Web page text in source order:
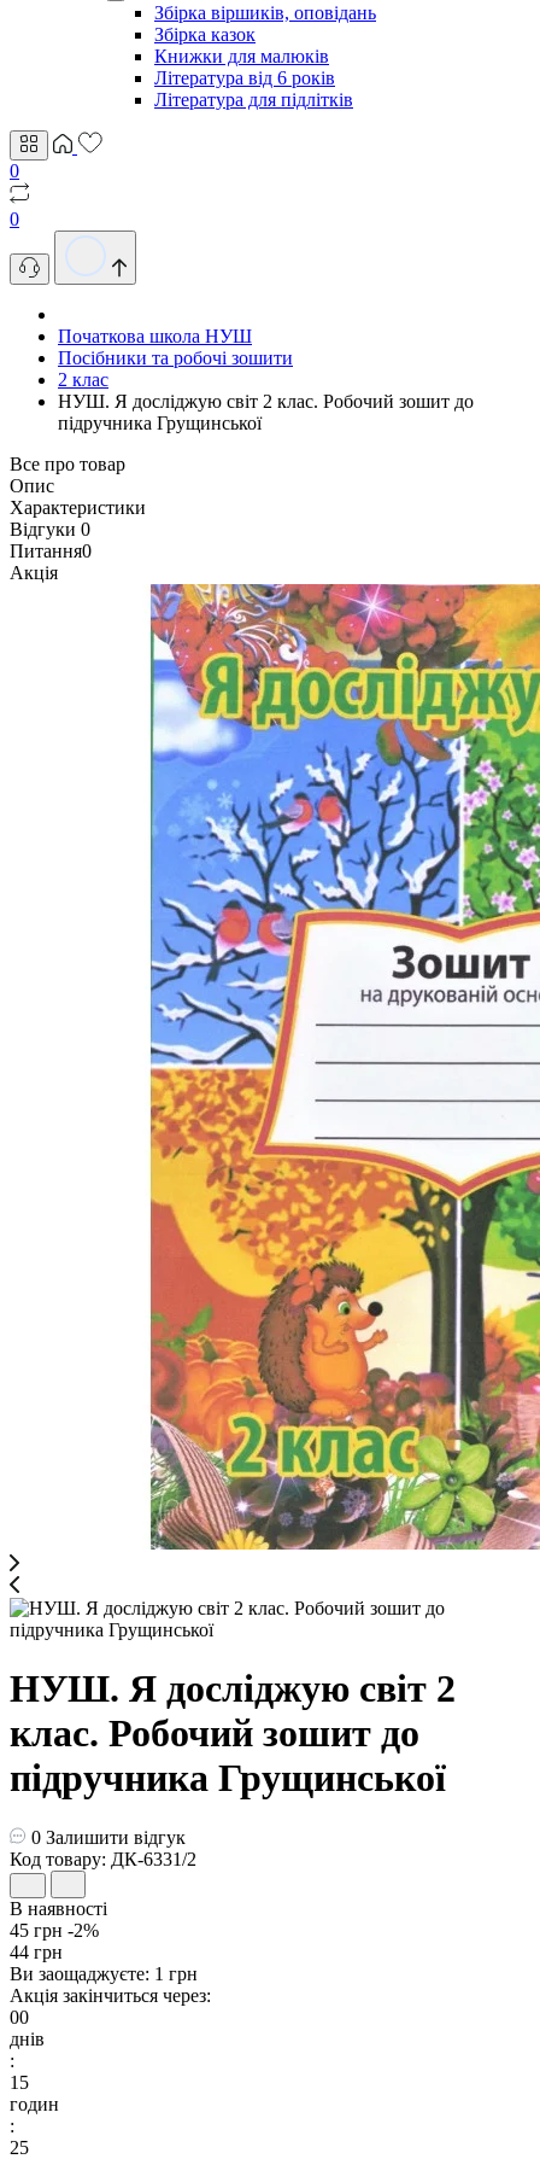
Збірка віршиків, оповідань
Збірка казок
Книжки для малюків
Література від 6 років
Література для підлітків
0
0
Початкова школа НУШ
Посібники та робочі зошити
2 клас
НУШ. Я досліджую світ 2 клас. Робочий зошит до
підручника Грущинської
Все про товар
Опис
Характеристики
Відгуки 0
Питання0
Акція
НУШ. Я досліджую світ 2
клас. Робочий зошит до
підручника Грущинської
0 Залишити відгук
Код товару: ДК-6331/2
В наявності
45 грн -2%
44 грн
Ви заощаджуєте: 1 грн
Акція закінчиться через:
00
днів
:
15
годин
:
25